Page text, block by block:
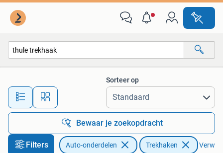
Alle afstanden…
Sorteer op
Bewaar je zoekopdracht
Filters Auto-onderdelen Trekhaken